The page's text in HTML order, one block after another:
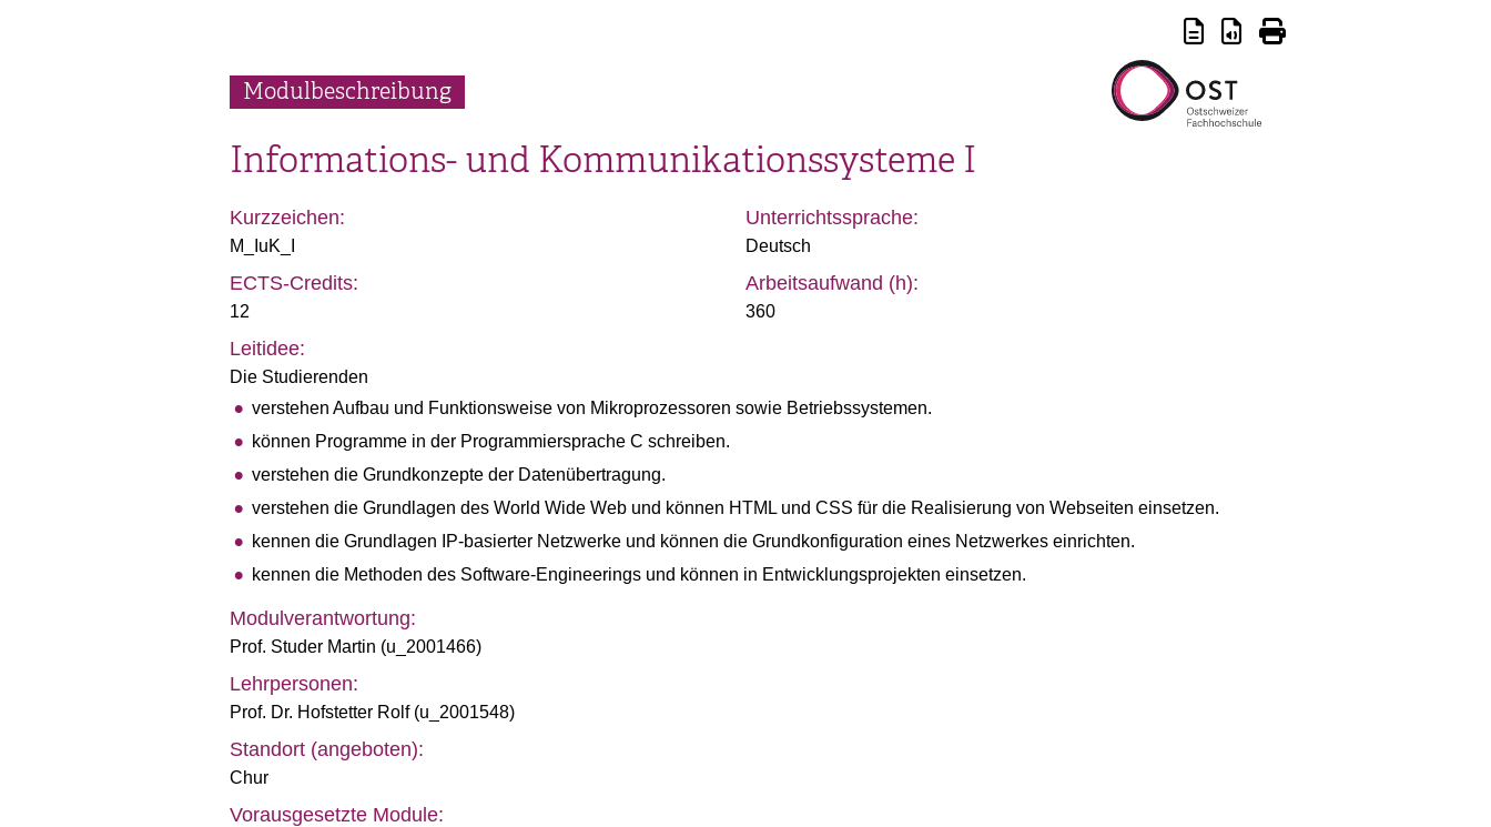
Modulbeschreibung
Informations- und Kommunikationssysteme I
Kurzzeichen:
M_IuK_I
Unterrichtssprache:
Deutsch
ECTS-Credits:
12
Arbeitsaufwand (h):
360
Leitidee:
Die Studierenden
verstehen Aufbau und Funktionsweise von Mikroprozessoren sowie Betriebssystemen.
können Programme in der Programmiersprache C schreiben.
verstehen die Grundkonzepte der Datenübertragung.
verstehen die Grundlagen des World Wide Web und können HTML und CSS für die Realisierung von Webseiten einsetzen.
kennen die Grundlagen IP-basierter Netzwerke und können die Grundkonfiguration eines Netzwerkes einrichten.
kennen die Methoden des Software-Engineerings und können in Entwicklungsprojekten einsetzen.
Modulverantwortung:
Prof. Studer Martin (u_2001466)
Lehrpersonen:
Prof. Dr. Hofstetter Rolf (u_2001548)
Standort (angeboten):
Chur
Vorausgesetzte Module: